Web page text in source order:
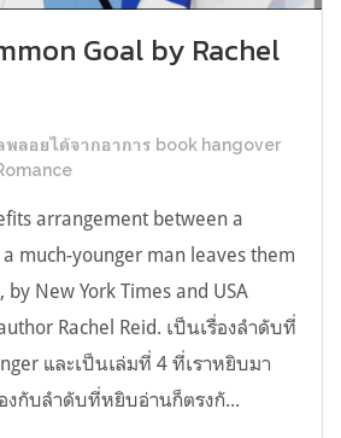
Goal by Rachel
พลอยได้จากอาการ book hangover
arrangement between a
much-younger man leaves them
New York Times and USA
Rachel Reid. เป็นเรื่องลำดับที่
และเป็นเล่มที่ 4 ที่เราหยิบมา
งกับลำดับที่หยิบอ่านก็ตรงกั...